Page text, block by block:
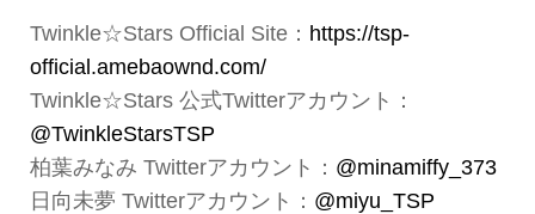
Twinkle☆Stars Official Site： https://tsp-
official.amebaownd.com/
Twinkle☆Stars 公式Twitterアカウント：
@TwinkleStarsTSP
柏葉みなみ Twitterアカウント： @minamiffy_373
日向未夢 Twitterアカウント： @miyu_TSP